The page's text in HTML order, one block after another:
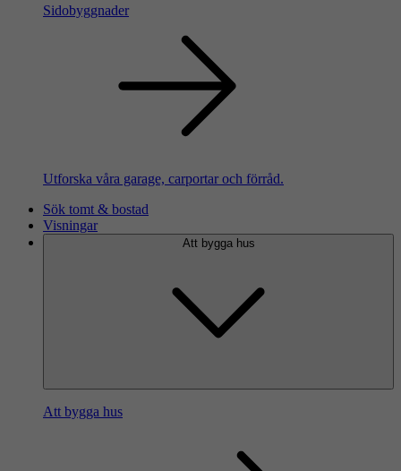
Sidobyggnader
Utforska våra garage, carportar och förråd.
Sök tomt & bostad
Visningar
Att bygga hus
Att bygga hus